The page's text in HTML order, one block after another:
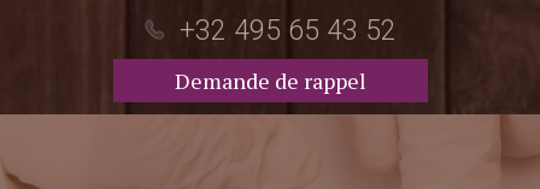
+32 495 65 43 52
Demande de rappel